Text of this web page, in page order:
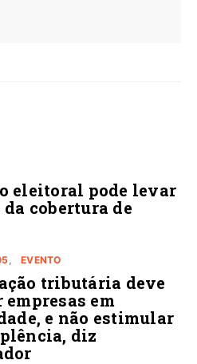
eleitoral pode levar
da cobertura de
EVENTO
tributária deve
empresas em
e não estimular
diz